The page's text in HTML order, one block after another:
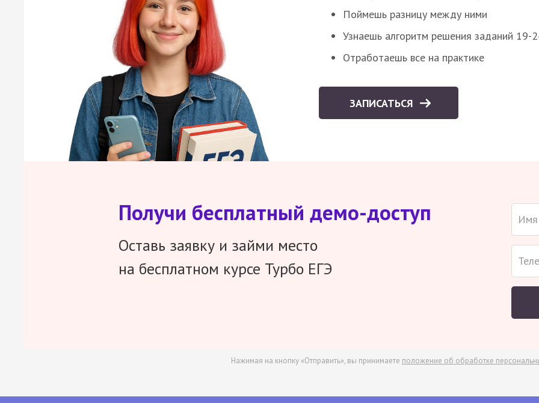
Поймешь разницу между ними
Узнаешь алгоритм решения заданий 19-
Отработаешь все на практике
ЗАПИСАТЬСЯ
Получи бесплатный демо-доступ
Оставь заявку и займи место
на бесплатном курсе Турбо ЕГЭ
Нажимая на кнопку «Отправить», вы принимаете положение об обработке